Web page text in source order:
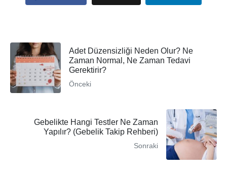
Adet Düzensizliği Neden Olur? Ne
Zaman Normal, Ne Zaman Tedavi
Gerektirir?
Önceki
Gebelikte Hangi Testler Ne Zaman
Yapılır? (Gebelik Takip Rehberi)
Sonraki